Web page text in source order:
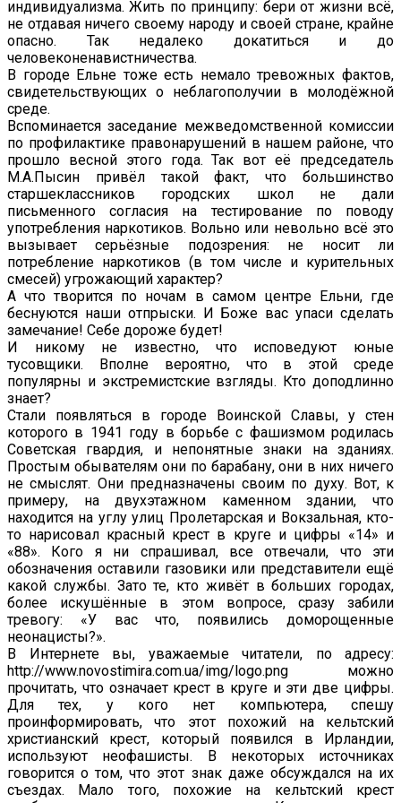
индивидуализма. Жить по принципу: бери от жизни всё,
не отдавая ничего своему народу и своей стране, крайне
опасно. Так недалеко докатиться и до
человеконенавистничества.
В городе Ельне тоже есть немало тревожных фактов,
свидетельствующих о неблагополучии в молодёжной
среде.
Вспоминается заседание межведомственной комиссии
по профилактике правонарушений в нашем районе, что
прошло весной этого года. Так вот её председатель
М.А.Пысин привёл такой факт, что большинство
старшеклассников городских школ не дали
письменного согласия на тестирование по поводу
употребления наркотиков. Вольно или невольно всё это
вызывает серьёзные подозрения: не носит ли
потребление наркотиков (в том числе и курительных
смесей) угрожающий характер?
А что творится по ночам в самом центре Ельни, где
беснуются наши отпрыски. И Боже вас упаси сделать
замечание! Себе дороже будет!
И никому не известно, что исповедуют юные
тусовщики. Вполне вероятно, что в этой среде
популярны и экстремистские взгляды. Кто доподлинно
знает?
Стали появляться в городе Воинской Славы, у стен
которого в 1941 году в борьбе с фашизмом родилась
Советская гвардия, и непонятные знаки на зданиях.
Простым обывателям они по барабану, они в них ничего
не смыслят. Они предназначены своим по духу. Вот, к
примеру, на двухэтажном каменном здании, что
находится на углу улиц Пролетарская и Вокзальная, кто-
то нарисовал красный крест в круге и цифры «14» и
«88». Кого я ни спрашивал, все отвечали, что эти
обозначения оставили газовики или представители ещё
какой службы. Зато те, кто живёт в больших городах,
более искушённые в этом вопросе, сразу забили
тревогу: «У вас что, появились доморощенные
неонацисты?».
В Интернете вы, уважаемые читатели, по адресу:
http://www.novostimira.com.ua/img/logo.png можно
прочитать, что означает крест в круге и эти две цифры.
Для тех, у кого нет компьютера, спешу
проинформировать, что этот похожий на кельтский
христианский крест, который появился в Ирландии,
используют неофашисты. В некоторых источниках
говорится о том, что этот знак даже обсуждался на их
съездах. Мало того, похожие на кельтский крест